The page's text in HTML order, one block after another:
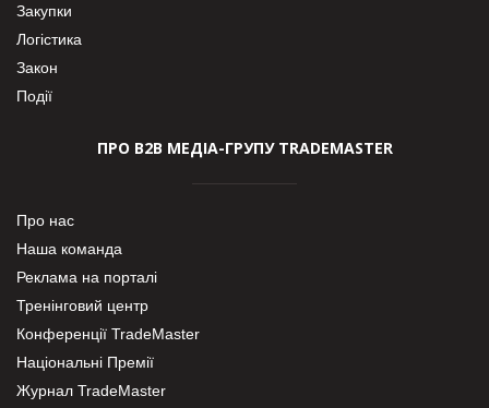
Закупки
Логістика
Закон
Події
ПРО В2В МЕДІА-ГРУПУ TRADEMASTER
Про нас
Наша команда
Реклама на порталі
Тренінговий центр
Конференції TradeMaster
Національні Премії
Журнал TradeMaster